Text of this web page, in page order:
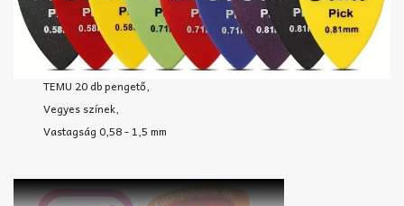
TEMU 20 db pengető,
Vegyes színek,
Vastagság 0,58 - 1,5 mm